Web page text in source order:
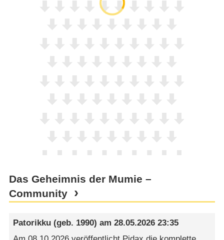
Das Geheimnis der Mumie –
Community
Patorikku (geb. 1990) am28.05.2026 23:35